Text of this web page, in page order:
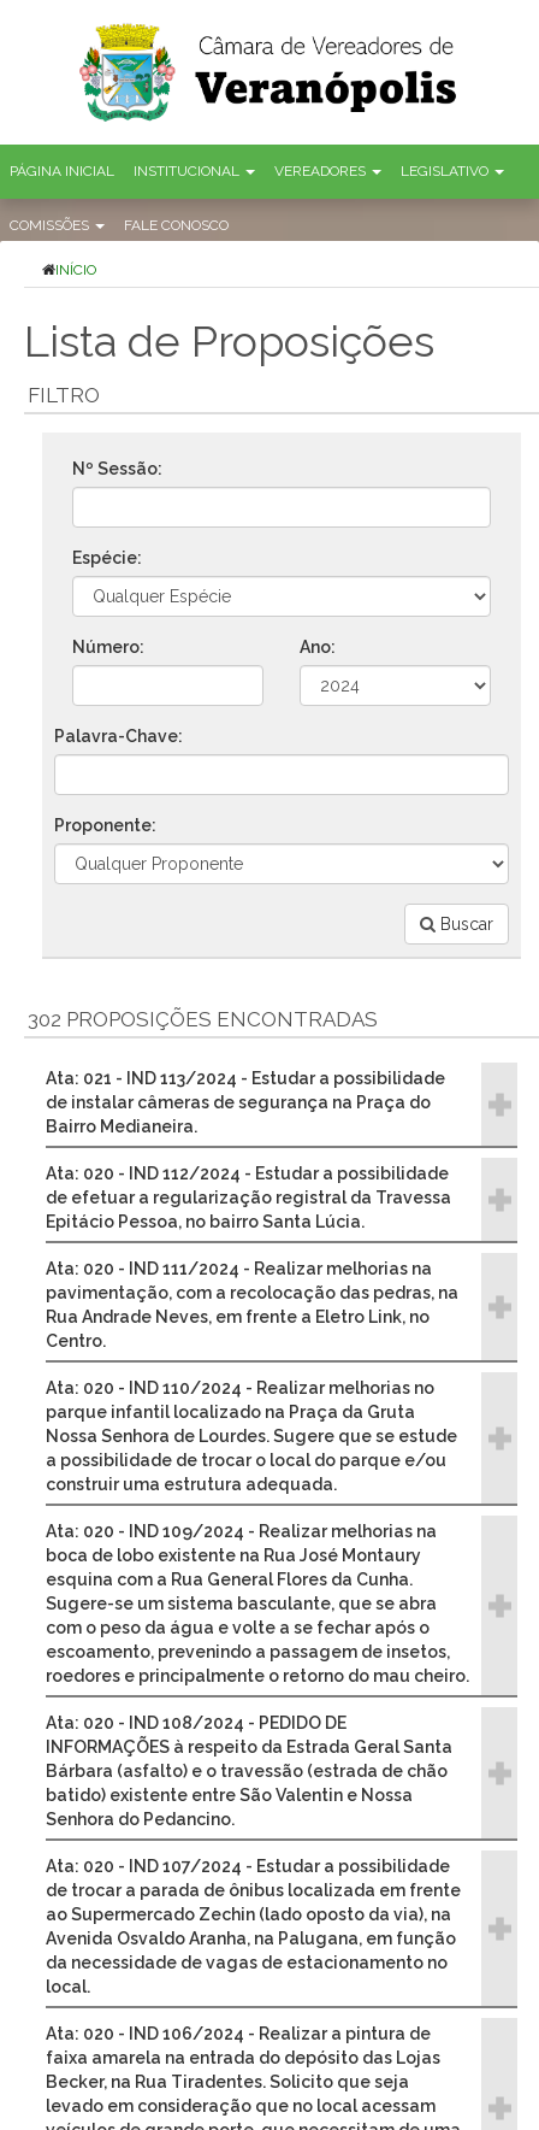
PÁGINA INICIAL INSTITUCIONAL VEREADORES LEGISLATIVO
COMISSÕES FALE CONOSCO
INÍCIO
Lista de Proposições
FILTRO
Nº Sessão:
Espécie:
Número: Ano:
Palavra-Chave:
Proponente:
Buscar
302 PROPOSIÇÕES ENCONTRADAS
Ata: 021 - IND 113/2024 - Estudar a possibilidade
de instalar câmeras de segurança na Praça do
Bairro Medianeira.
Ata: 020 - IND 112/2024 - Estudar a possibilidade
de efetuar a regularização registral da Travessa
Epitácio Pessoa, no bairro Santa Lúcia.
Ata: 020 - IND 111/2024 - Realizar melhorias na
pavimentação, com a recolocação das pedras, na
Rua Andrade Neves, em frente a Eletro Link, no
Centro.
Ata: 020 - IND 110/2024 - Realizar melhorias no
parque infantil localizado na Praça da Gruta
Nossa Senhora de Lourdes. Sugere que se estude
a possibilidade de trocar o local do parque e/ou
construir uma estrutura adequada.
Ata: 020 - IND 109/2024 - Realizar melhorias na
boca de lobo existente na Rua José Montaury
esquina com a Rua General Flores da Cunha.
Sugere-se um sistema basculante, que se abra
com o peso da água e volte a se fechar após o
escoamento, prevenindo a passagem de insetos,
roedores e principalmente o retorno do mau cheiro.
Ata: 020 - IND 108/2024 - PEDIDO DE
INFORMAÇÕES à respeito da Estrada Geral Santa
Bárbara (asfalto) e o travessão (estrada de chão
batido) existente entre São Valentin e Nossa
Senhora do Pedancino.
Ata: 020 - IND 107/2024 - Estudar a possibilidade
de trocar a parada de ônibus localizada em frente
ao Supermercado Zechin (lado oposto da via), na
Avenida Osvaldo Aranha, na Palugana, em função
da necessidade de vagas de estacionamento no
local.
Ata: 020 - IND 106/2024 - Realizar a pintura de
faixa amarela na entrada do depósito das Lojas
Becker, na Rua Tiradentes. Solicito que seja
levado em consideração que no local acessam